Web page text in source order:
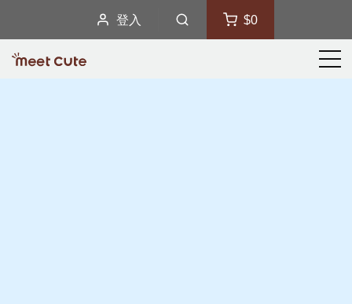
登入 $0
選